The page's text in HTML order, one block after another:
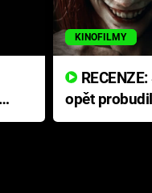
KINOFILMY
opět
přichází s